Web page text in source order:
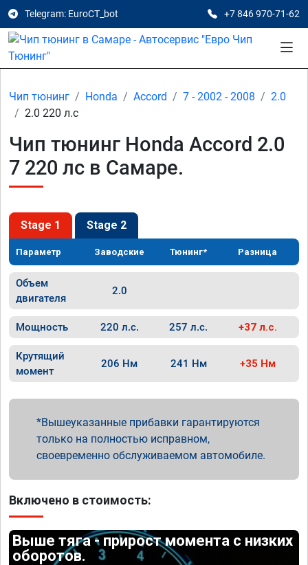
Telegram: EuroCT_bot +7 846 970-71-62
Чип тюнинг Honda Accord 7 - 2002 - 2008
2.0
2.0 220 л.с
Чип тюнинг Honda Accord 2.0
7 220 лс в Самаре.
Stage 1 Stage 2
Параметр Заводские Тюнинг* Разница
Объем
двигателя
2.0
Мощность 220 л.с. 257 л.с. +37 л.с.
Крутящий
момент
206 Нм 241 Нм +35 Нм
Вышеуказанные прибавки гарантируются
только на полностью исправном,
своевременно обслуживаемом автомобиле.
Включено в стоимость:
Выше тяга - прирост момента с низких
оборотов.